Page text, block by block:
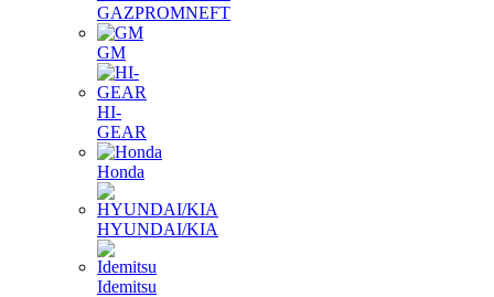
GAZPROMNEFT
GM
HI-
GEAR
Honda
HYUNDAI/KIA
Idemitsu